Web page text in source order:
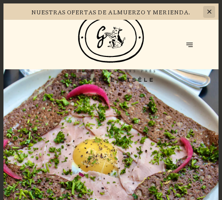
NUESTRAS OFERTAS DE ALMUERZO Y MERIENDA.